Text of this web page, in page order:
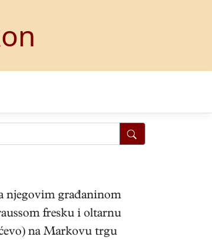
njegovim građaninom
fresku i oltarnu
na Markovu trgu